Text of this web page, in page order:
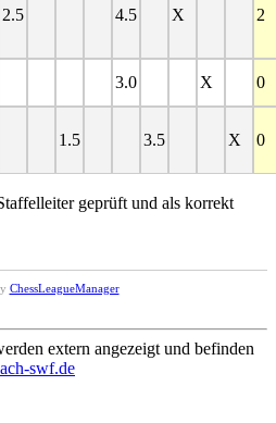
2.5 4.5 X 2
3.0 X 0
1.5 3.5 X 0
geprüft und als korrekt
ChessLeagueManager
extern angezeigt und befinden
swf.de